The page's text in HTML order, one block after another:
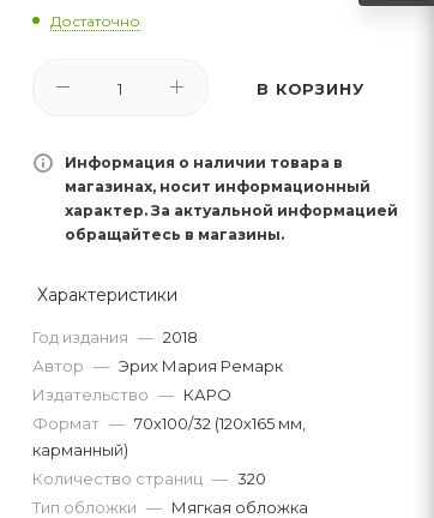
Достаточно
В КОРЗИНУ
Информация о наличии товара в
магазинах, носит информационный
характер. За актуальной информацией
обращайтесь в магазины.
Характеристики
Год издания — 2018
Автор — Эрих Мария Ремарк
Издательство — КАРО
Формат — 70х100/32 (120х165 мм,
карманный)
Количество страниц — 320
Тип обложки — Мягкая обложка